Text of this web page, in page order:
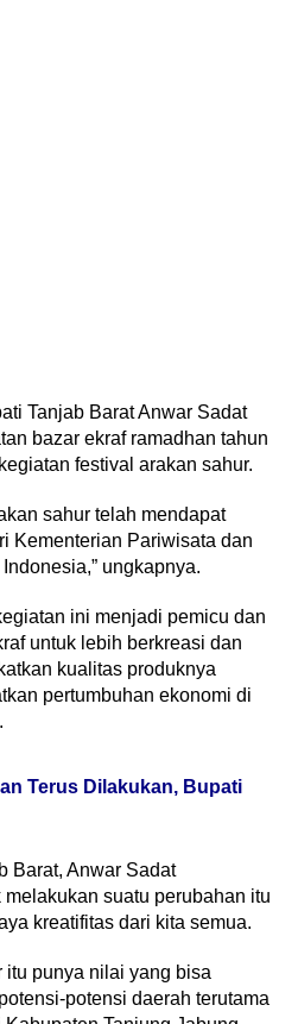
Tanjab Barat Anwar Sadat
bazar ekraf ramadhan tahun
festival arakan sahur.
sahur telah mendapat
Kementerian Pariwisata dan
ungkapnya.
ini menjadi pemicu dan
untuk lebih berkreasi dan
kualitas produknya
pertumbuhan ekonomi di
Terus Dilakukan, Bupati
Barat, Anwar Sadat
suatu perubahan itu
kreatifitas dari kita semua.
itu punya nilai yang bisa
potensi daerah terutama